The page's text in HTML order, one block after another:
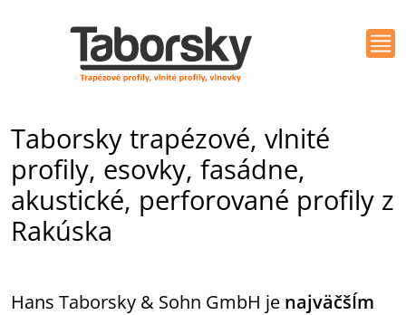
Taborsky trapézové, vlnité
profily, esovky, fasádne,
akustické, perforované profily z
Rakúska
Hans Taborsky & Sohn GmbH je najväčšÍm